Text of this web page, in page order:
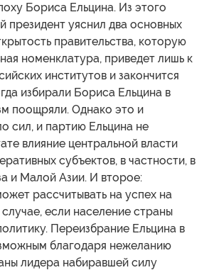
Бориса Ельцина. Из этого
президент уяснил два основных
правительства, которую
номенклатура, приведет лишь к
институтов и закончится
избирали Бориса Ельцина в
поощряли. Однако это и
сил, и партию Ельцина не
влияние центральной власти
субъектов, в частности, в
и Малой Азии. И второе:
рассчитывать на успех на
если население страны
Переизбрание Ельцина в
благодаря нежеланию
лидера набиравшей силу